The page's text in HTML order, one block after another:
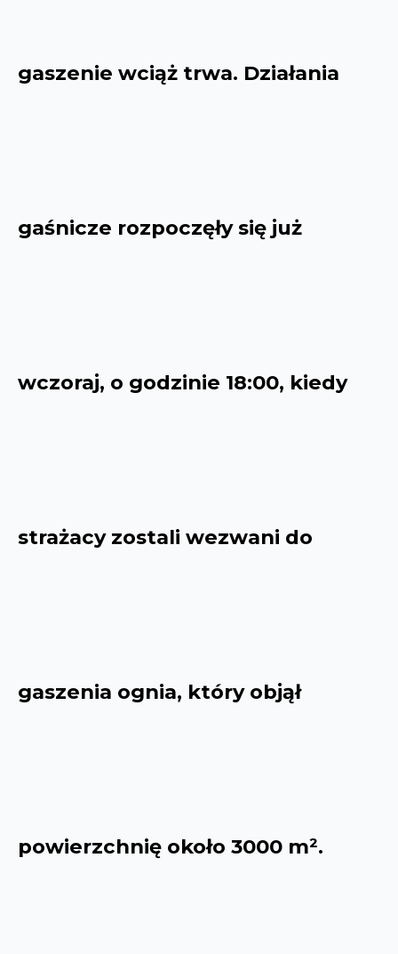
gaszenie wciąż trwa. Działania
gaśnicze rozpoczęły się już
wczoraj, o godzinie 18:00, kiedy
strażacy zostali wezwani do
gaszenia ognia, który objął
powierzchnię około 3000 m².